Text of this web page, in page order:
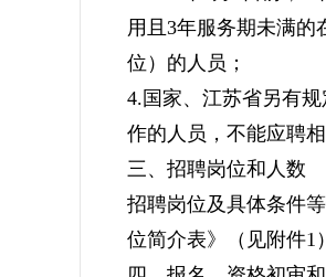
用且3年服务期未满的
位）的人员；
4.国家、江苏省另有
作的人员，不能应聘相
三、招聘岗位和人数
招聘岗位及具体条件
位简介表》（见附件1